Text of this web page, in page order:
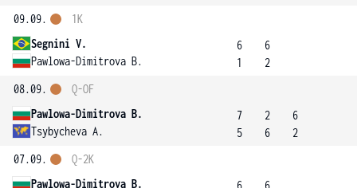
09.09.
Segnini V.
Pawlowa-Dimitrova B.
1K
6
1
6
2
08.09.
Pawlowa-Dimitrova B.
Tsybycheva A.
Q-OF
7
5
2
6
6
2
07.09.
Pawlowa-Dimitrova B.
Q-2K
6
6